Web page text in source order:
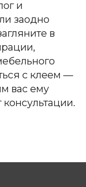
и
заодно
в
с клеем —
вас ему
консультации.